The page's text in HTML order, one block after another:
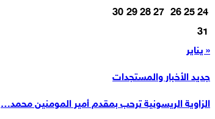
24
25
26
27
28
29
30
31
« يناير
جديد الأخبار والمستجدات
الزاوية الريسونية ترحب بمقدم أمير المومنين محمد…